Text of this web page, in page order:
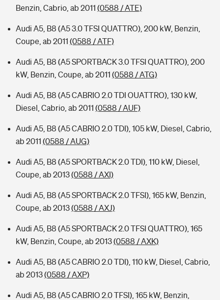
Benzin, Cabrio, ab 2011 (0588 / ATE)
Audi A5, B8 (A5 3.0 TFSI QUATTRO), 200 kW, Benzin,
Coupe, ab 2011 (0588 / ATF)
Audi A5, B8 (A5 SPORTBACK 3.0 TFSI QUATTRO), 200
kW, Benzin, Coupe, ab 2011 (0588 / ATG)
Audi A5, B8 (A5 CABRIO 2.0 TDI OUATTRO), 130 kW,
Diesel, Cabrio, ab 2011 (0588 / AUF)
Audi A5, B8 (A5 CABRIO 2.0 TDI), 105 kW, Diesel, Cabrio,
ab 2011 (0588 / AUG)
Audi A5, B8 (A5 SPORTBACK 2.0 TDI), 110 kW, Diesel,
Coupe, ab 2013(0588 / AXI)
Audi A5, B8 (A5 SPORTBACK 2.0 TFSI), 165 kW, Benzin,
Coupe, ab 2013(0588 / AXJ)
Audi A5, B8 (A5 SPORTBACK 2.0 TFSI QUATTRO), 165
kW, Benzin, Coupe, ab 2013(0588 / AXK)
Audi A5, B8 (A5 CABRIO 2.0 TDI), 110 kW, Diesel, Cabrio,
ab 2013(0588 / AXP)
Audi A5, B8 (A5 CABRIO 2.0 TFSI), 165 kW, Benzin,